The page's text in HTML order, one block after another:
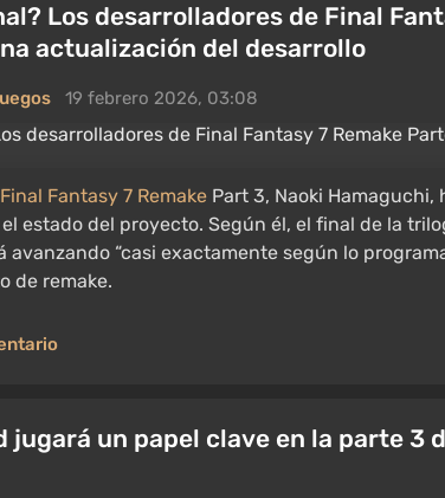
Los desarrolladores de Final
actualización del desarrollo
19 febrero 2026, 03:08
Final Fantasy 7 Remake Part 3, Naoki Hamaguchi,
estado del proyecto. Según él, el final de la
avanzando “casi exactamente según lo
de remake.
jugará un papel clave en la parte 3